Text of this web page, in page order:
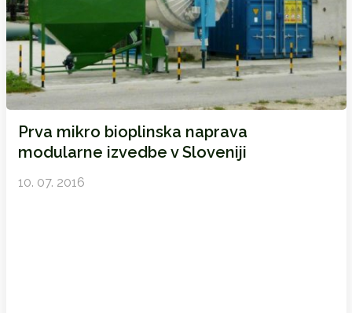
Prva mikro bioplinska naprava
modularne izvedbe v Sloveniji
10. 07. 2016